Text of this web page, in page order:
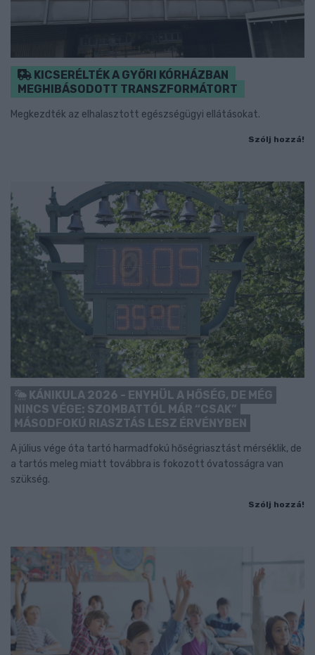
KICSERÉLTÉK A GYŐRI KÓRHÁZBAN
MEGHIBÁSODOTT TRANSZFORMÁTORT
Megkezdték az elhalasztott egészségügyi ellátásokat.
Szólj hozzá!
KÁNIKULA 2026 - ENYHÜL A HŐSÉG, DE MÉG
NINCS VÉGE: SZOMBATTÓL MÁR “CSAK”
MÁSODFOKÚ RIASZTÁS LESZ ÉRVÉNYBEN
A július vége óta tartó harmadfokú hőségriasztást mérséklik, de
a tartós meleg miatt továbbra is fokozott óvatosságra van
szükség.
Szólj hozzá!